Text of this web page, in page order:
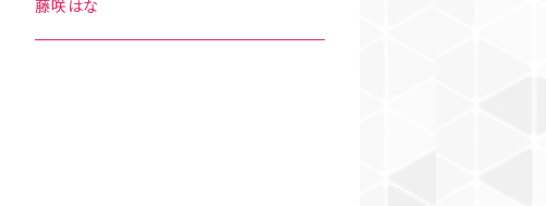
藤咲はな